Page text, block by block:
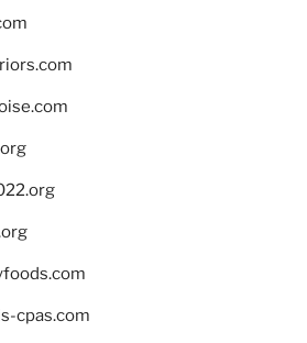
cpas.com